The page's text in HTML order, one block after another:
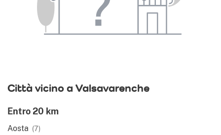
Città vicino a Valsavarenche
Entro 20 km
Aosta (7)